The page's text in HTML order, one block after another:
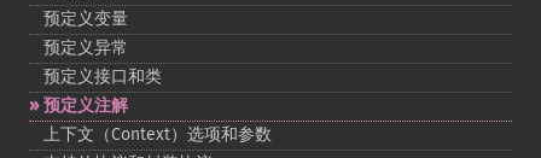
预定义变量
预定义异常
预定义接口和类
预定义注解
上下文（Context）选项和参数